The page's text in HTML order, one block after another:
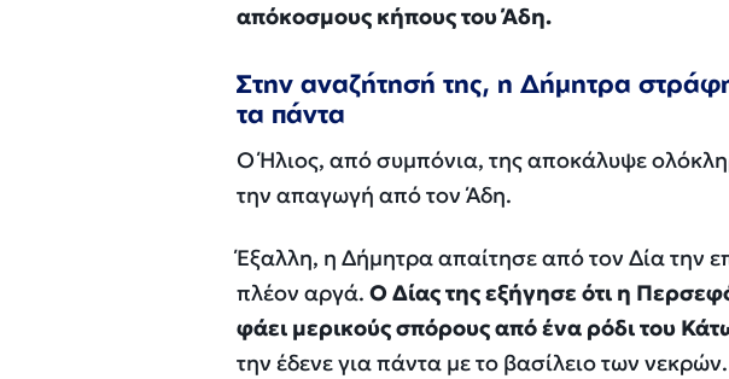
απόκοσμους κήπους του Άδη.
Στην αναζήτησή της, η Δήμητρα
τα πάντα
Ο Ήλιος, από συμπόνια, της αποκάλυψε
την απαγωγή από τον Άδη.
Έξαλλη, η Δήμητρα απαίτησε από τον Δία την
πλέον αργά. Ο Δίας της εξήγησε ότι η
φάει μερικούς σπόρους από ένα ρόδι του
την έδενε για πάντα με το βασίλειο των νεκρών.